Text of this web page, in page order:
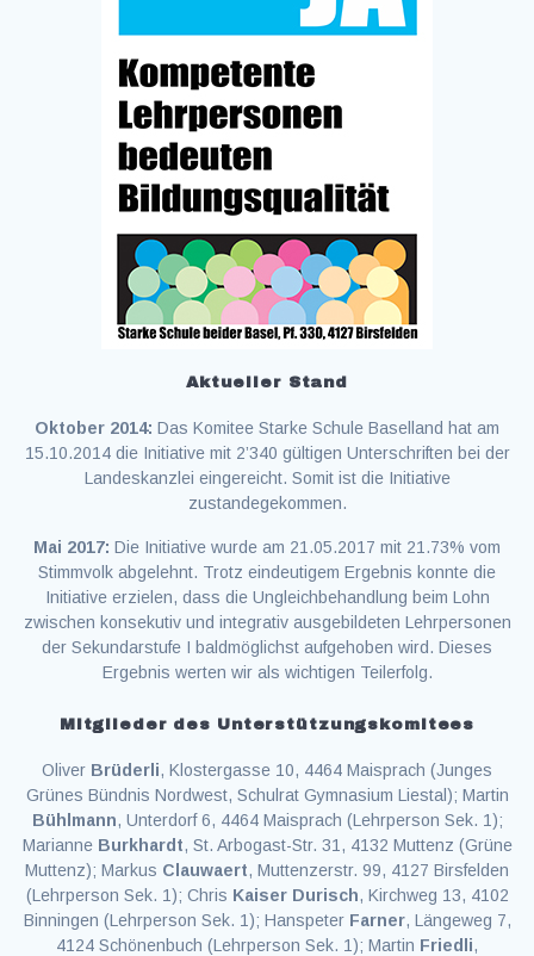
Aktueller Stand
Oktober 2014: Das Komitee Starke Schule Baselland hat am
15.10.2014 die Initiative mit 2’340 gültigen Unterschriften bei der
Landeskanzlei eingereicht. Somit ist die Initiative
zustandegekommen.
Mai 2017: Die Initiative wurde am 21.05.2017 mit 21.73% vom
Stimmvolk abgelehnt. Trotz eindeutigem Ergebnis konnte die
Initiative erzielen, dass die Ungleichbehandlung beim Lohn
zwischen konsekutiv und integrativ ausgebildeten Lehrpersonen
der Sekundarstufe I baldmöglichst aufgehoben wird. Dieses
Ergebnis werten wir als wichtigen Teilerfolg.
Mitglieder des Unterstützungskomitees
Oliver Brüderli, Klostergasse 10, 4464 Maisprach (Junges
Grünes Bündnis Nordwest, Schulrat Gymnasium Liestal); Martin
Bühlmann, Unterdorf 6, 4464 Maisprach (Lehrperson Sek. 1);
Marianne Burkhardt, St. Arbogast-Str. 31, 4132 Muttenz (Grüne
Muttenz); Markus Clauwaert, Muttenzerstr. 99, 4127 Birsfelden
(Lehrperson Sek. 1); Chris Kaiser Durisch, Kirchweg 13, 4102
Binningen (Lehrperson Sek. 1); Hanspeter Farner, Längeweg 7,
4124 Schönenbuch (Lehrperson Sek. 1); Martin Friedli,